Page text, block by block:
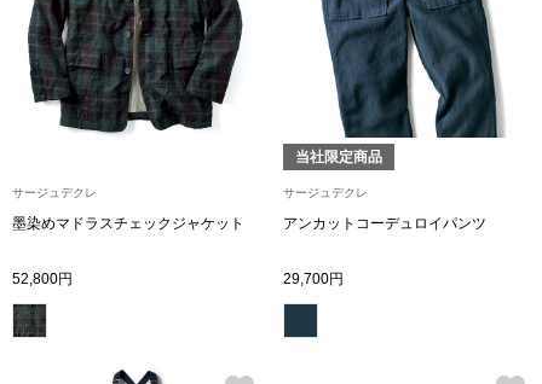
レギンス／ス
ショート･クロ
サージュデクレ
墨染めマドラスチェックジャケット
52,800円
当社限定商品
サージュデクレ
アンカットコーデュロイパンツ
29,700円